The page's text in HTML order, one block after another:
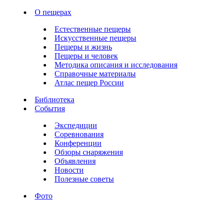
О пещерах
Естественные пещеры
Искусственные пещеры
Пещеры и жизнь
Пещеры и человек
Методика описания и исследования
Справочные материалы
Атлас пещер России
Библиотека
События
Экспедиции
Соревнования
Конференции
Обзоры снаряжения
Объявления
Новости
Полезные советы
Фото